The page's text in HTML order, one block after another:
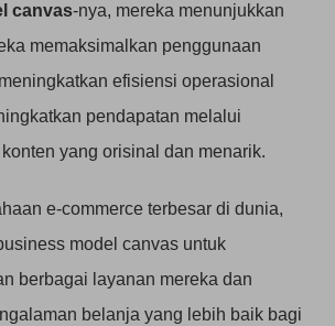
canvas-nya, mereka menunjukkan
memaksimalkan penggunaan
efisiensi operasional
pendapatan melalui
yang orisinal dan menarik.
e-commerce terbesar di dunia,
model canvas untuk
berbagai layanan mereka dan
belanja yang lebih baik bagi